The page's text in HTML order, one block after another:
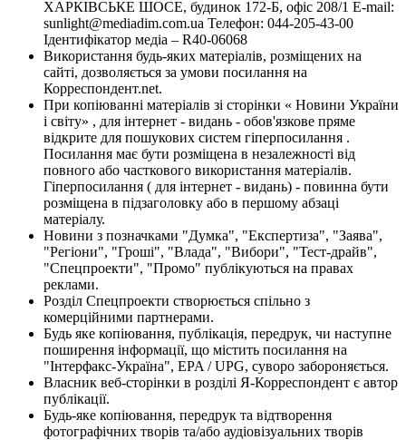
ХАРКІВСЬКЕ ШОСЕ, будинок 172-Б, офіс 208/1 E-mail:
sunlight@mediadim.com.ua Телефон: 044-205-43-00
Ідентифікатор медіа – R40-06068
Використання будь-яких матеріалів, розміщених на
сайті, дозволяється за умови посилання на
Корреспондент.net.
При копіюванні матеріалів зі сторінки « Новини України
і світу» , для інтернет - видань - обов'язкове пряме
відкрите для пошукових систем гіперпосилання .
Посилання має бути розміщена в незалежності від
повного або часткового використання матеріалів.
Гіперпосилання ( для інтернет - видань) - повинна бути
розміщена в підзаголовку або в першому абзаці
матеріалу.
Новини з позначками "Думка", "Експертиза", "Заява",
"Регіони", "Гроші", "Влада", "Вибори", "Тест-драйв",
"Спецпроекти", "Промо" публікуються на правах
реклами.
Розділ Спецпроекти створюється спільно з
комерційними партнерами.
Будь яке копіювання, публікація, передрук, чи наступне
поширення інформації, що містить посилання на
"Інтерфакс-Україна", EPA / UPG, суворо забороняється.
Власник веб-сторінки в розділі Я-Корреспондент є автор
публікації.
Будь-яке копіювання, передрук та відтворення
фотографічних творів та/або аудіовізуальних творів